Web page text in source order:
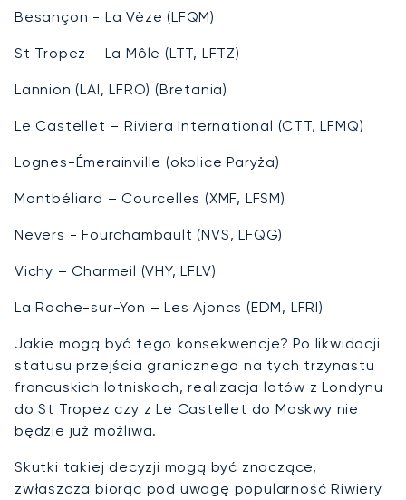
Besançon - La Vèze (LFQM)
St Tropez – La Môle (LTT, LFTZ)
Lannion (LAI, LFRO) (Bretania)
Le Castellet – Riviera International (CTT, LFMQ)
Lognes-Émerainville (okolice Paryża)
Montbéliard – Courcelles (XMF, LFSM)
Nevers - Fourchambault (NVS, LFQG)
Vichy – Charmeil (VHY, LFLV)
La Roche-sur-Yon – Les Ajoncs (EDM, LFRI)
Jakie mogą być tego konsekwencje? Po likwidacji
statusu przejścia granicznego na tych trzynastu
francuskich lotniskach, realizacja lotów z Londynu
do St Tropez czy z Le Castellet do Moskwy nie
będzie już możliwa.
Skutki takiej decyzji mogą być znaczące,
zwłaszcza biorąc pod uwagę popularność Riwiery